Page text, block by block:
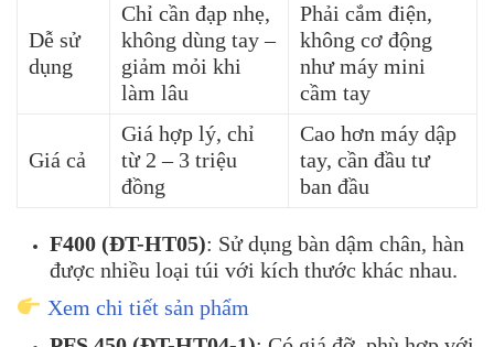
Dễ sử
dụng
Chỉ cần đạp nhẹ,
không dùng tay –
giảm mỏi khi
làm lâu
Phải cắm điện,
không cơ động
như máy mini
cầm tay
Giá cả
Giá hợp lý, chỉ
từ 2 – 3 triệu
đồng
Cao hơn máy dập
tay, cần đầu tư
ban đầu
F400 (ĐT-HT05): Sử dụng bàn dậm chân, hàn
được nhiều loại túi với kích thước khác nhau.
Xem chi tiết sản phẩm